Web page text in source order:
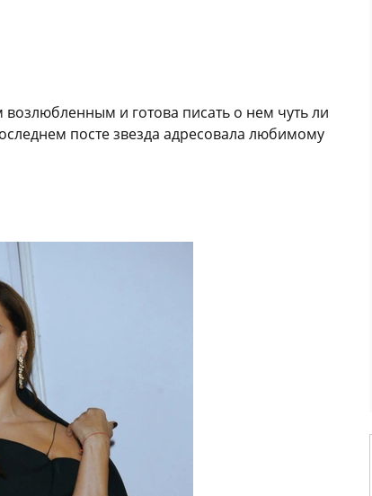
и готова писать о нем чуть ли
посте звезда адресовала любимому